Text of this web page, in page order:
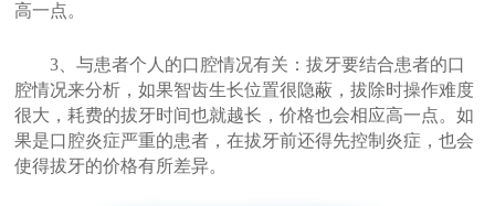
高一点。
3、与患者个人的口腔情况有关：拔牙要结合患者的口
腔情况来分析，如果智齿生长位置很隐蔽，拔除时操作难度
很大，耗费的拔牙时间也就越长，价格也会相应高一点。如
果是口腔炎症严重的患者，在拔牙前还得先控制炎症，也会
使得拔牙的价格有所差异。